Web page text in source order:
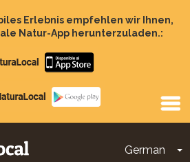
Erlebnis empfehlen wir Ihnen,
Natur-App herunterzuladen.:
Apple
store
Google
Play
German